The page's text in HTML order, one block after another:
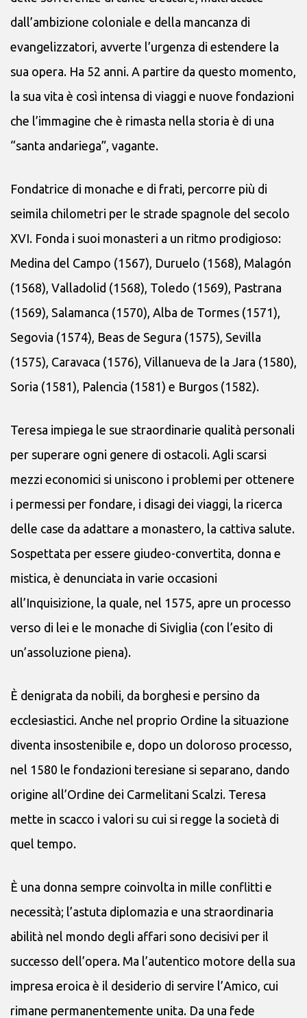
dall’ambizione coloniale e della mancanza di
evangelizzatori, avverte l’urgenza di estendere la
sua opera. Ha 52 anni. A partire da questo momento,
la sua vita è così intensa di viaggi e nuove fondazioni
che l’immagine che è rimasta nella storia è di una
“santa andariega”, vagante.
Fondatrice di monache e di frati, percorre più di
seimila chilometri per le strade spagnole del secolo
XVI. Fonda i suoi monasteri a un ritmo prodigioso:
Medina del Campo (1567), Duruelo (1568), Malagón
(1568), Valladolid (1568), Toledo (1569), Pastrana
(1569), Salamanca (1570), Alba de Tormes (1571),
Segovia (1574), Beas de Segura (1575), Sevilla
(1575), Caravaca (1576), Villanueva de la Jara (1580),
Soria (1581), Palencia (1581) e Burgos (1582).
Teresa impiega le sue straordinarie qualità personali
per superare ogni genere di ostacoli. Agli scarsi
mezzi economici si uniscono i problemi per ottenere
i permessi per fondare, i disagi dei viaggi, la ricerca
delle case da adattare a monastero, la cattiva salute.
Sospettata per essere giudeo-convertita, donna e
mistica, è denunciata in varie occasioni
all’Inquisizione, la quale, nel 1575, apre un processo
verso di lei e le monache di Siviglia (con l’esito di
un’assoluzione piena).
È denigrata da nobili, da borghesi e persino da
ecclesiastici. Anche nel proprio Ordine la situazione
diventa insostenibile e, dopo un doloroso processo,
nel 1580 le fondazioni teresiane si separano, dando
origine all’Ordine dei Carmelitani Scalzi. Teresa
mette in scacco i valori su cui si regge la società di
quel tempo.
È una donna sempre coinvolta in mille conflitti e
necessità; l’astuta diplomazia e una straordinaria
abilità nel mondo degli affari sono decisivi per il
successo dell’opera. Ma l’autentico motore della sua
impresa eroica è il desiderio di servire l’Amico, cui
rimane permanentemente unita. Da una fede